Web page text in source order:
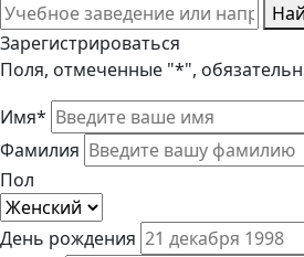
Зарегистрироваться
Поля, отмеченные "*",
Имя*
Фамилия
Пол
День рождения